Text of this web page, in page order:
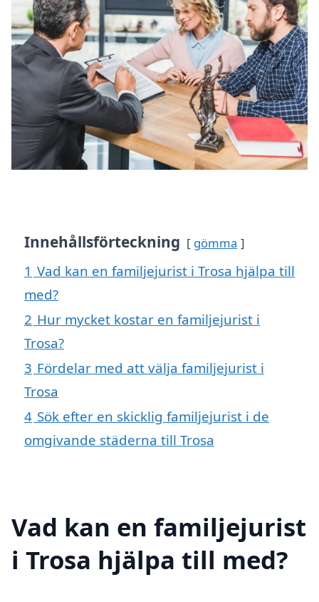
Innehållsförteckning gömma
1 Vad kan en familjejurist i Trosa hjälpa till
med?
2 Hur mycket kostar en familjejurist i
Trosa?
3 Fördelar med att välja familjejurist i
Trosa
4 Sök efter en skicklig familjejurist i de
omgivande städerna till Trosa
Vad kan en familjejurist
i Trosa hjälpa till med?